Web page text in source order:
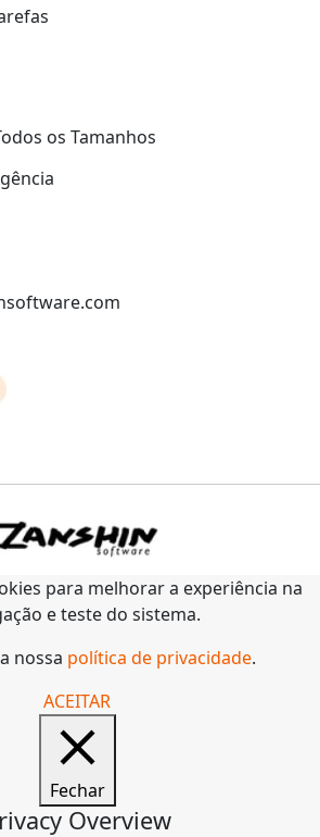
os Tamanhos
para melhorar a experiência na
e teste do sistema.
nossa política de privacidade.
ACEITAR
Fechar
Overview